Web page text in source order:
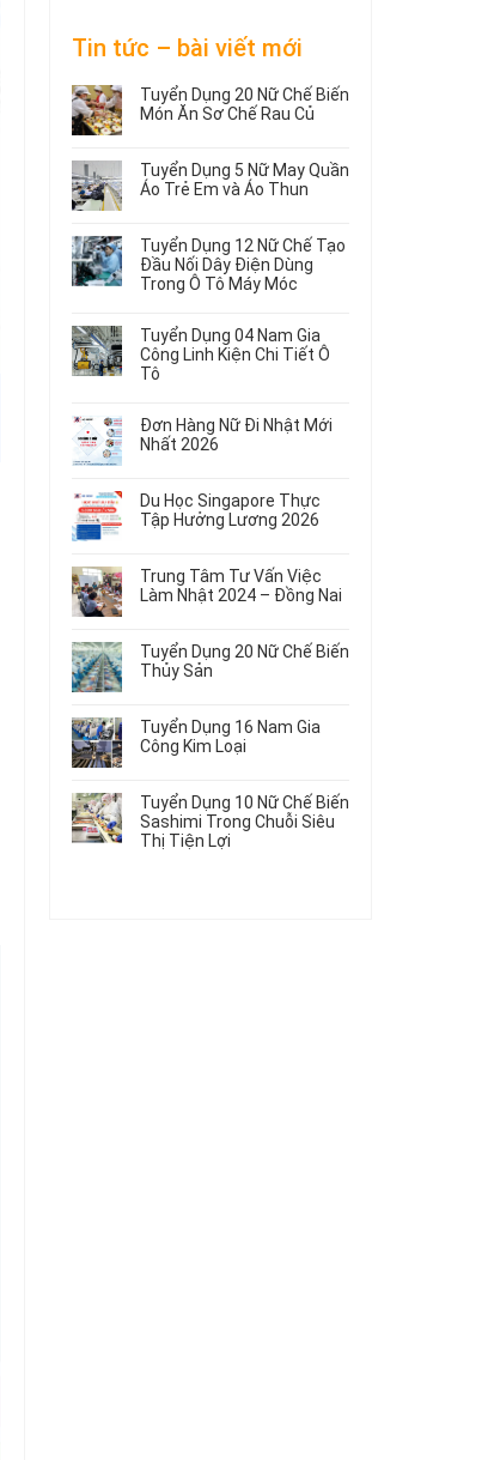
Tin tức – bài viết mới
Tuyển Dụng 20 Nữ Chế Biến
Món Ăn Sơ Chế Rau Củ
có
bình
luận
Tuyển
Dụng
20
Nữ
Biến
Món
Ăn
Rau
Củ
Tuyển Dụng 5 Nữ May Quần
Áo Trẻ Em và Áo Thun
có
bình
luận
ở
Dụng
5
Nữ
May
Áo
Trẻ
Áo
Thun
Tuyển Dụng 12 Nữ Chế Tạo
Đầu Nối Dây Điện Dùng
Trong Ô Tô Máy Móc
có
bình
luận
ở
Dụng
12
Tạo
Đầu
Điện
Dùng
Tô
Máy
Tuyển Dụng 04 Nam Gia
Công Linh Kiện Chi Tiết Ô
Tô
có
bình
luận
Tuyển
Dụng
04
Gia
Công
Chi
Tiết
Đơn Hàng Nữ Đi Nhật Mới
Nhất 2026
có
bình
luận
Đơn
Hàng
Nữ
Nhật
Mới
Nhất
Du Học Singapore Thực
Tập Hưởng Lương 2026
có
bình
luận
Du
Học
Singapore
Tập
Hưởng
Lương
Trung Tâm Tư Vấn Việc
Làm Nhật 2024 – Đồng Nai
có
bình
luận
Trung
Tâm
Tư
Việc
Làm
Nhật
2024
Tuyển Dụng 20 Nữ Chế Biến
Thủy Sản
có
bình
luận
Tuyển
Dụng
20
Nữ
Tuyển Dụng 16 Nam Gia
Công Kim Loại
có
bình
luận
ở
Tuyển Dụng 10 Nữ Chế Biến
Sashimi Trong Chuỗi Siêu
Thị Tiện Lợi